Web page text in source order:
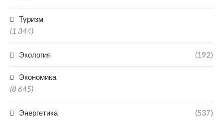
Туризм
(1 344)
Экология (192)
Экономика
(8 645)
Энергетика (537)